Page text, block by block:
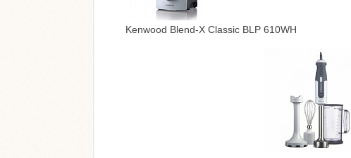
Kenwood Blend-X Classic BLP 610WH